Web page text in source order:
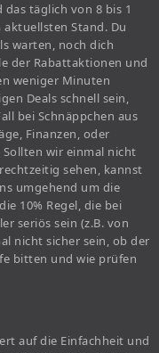
täglich von 8 bis 1
Stand. Du
warten, noch dich
der Rabattaktionen und
weniger Minuten
Deals schnell sein,
bei Schnäppchen aus
Finanzen, oder
Sollten wir einmal nicht
sehen, kannst
umgehend um die
10% Regel, die bei
seriös sein (z.B. von
nicht sicher sein, ob der
bitten und wie prüfen
auf die Einfachheit und